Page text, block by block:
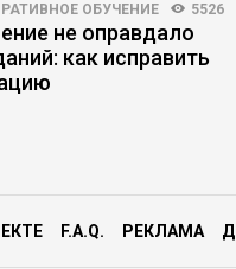
ОБУЧЕНИЕ 5526
не оправдало
как исправить
F.A.Q. РЕКЛАМА